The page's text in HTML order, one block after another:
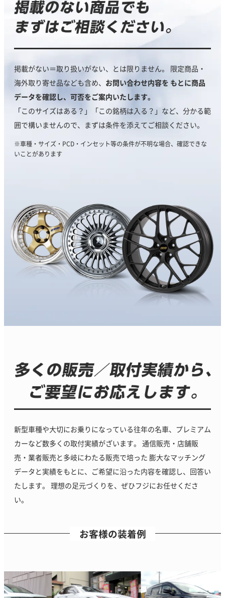
掲載がない＝取り扱いがない、とは限りません。
限定商品・
海外取り寄せ品なども含め、 お問い合わせ内容を もとに商品
データを確認し、可否をご案内いたします。
「このサイズはある？」「この銘柄は入る？」など、 分かる範
囲で構いませんので、まずは条件を添えてご相談ください。
※車種・サイズ・PCD・インセット等の条件が不明な場合、 確認できな
いことがあります
新型車種や大切にお乗りになっている往年の名車、プレミアム
カーなど数多くの取付実績がざいます。 通信販売・店舗販
売・業者販売と多岐にわたる販売で培った 膨大なマッチング
データと実績をもとに、ご希望に沿った内容を確認し、回答い
たします。 理想の足元づくりを、ぜひフジにお任せくださ
い。
お客様の装着例